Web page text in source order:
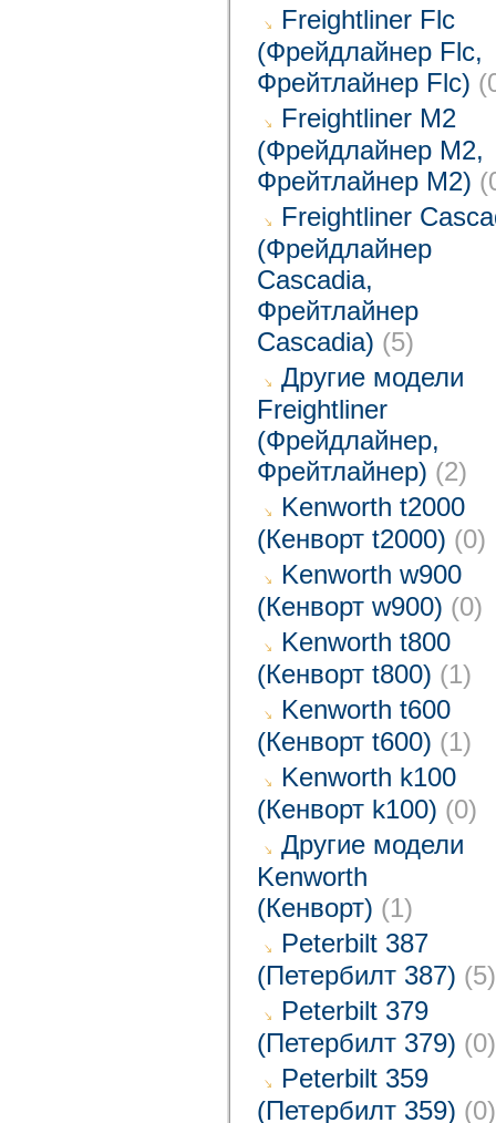
Freightliner Flc
(Фрейдлайнер Flc,
Фрейтлайнер Flc)
Freightliner M2
(Фрейдлайнер M2,
Фрейтлайнер M2)
Freightliner
(Фрейдлайнер
Cascadia,
Фрейтлайнер
Cascadia) (5)
Другие модели
Freightliner
(Фрейдлайнер,
Фрейтлайнер) (2)
Kenworth t2000
(Кенворт t2000) (0)
Kenworth w900
(Кенворт w900) (0)
Kenworth t800
(Кенворт t800) (1)
Kenworth t600
(Кенворт t600) (1)
Kenworth k100
(Кенворт k100) (0)
Другие модели
Kenworth
(Кенворт) (1)
Peterbilt 387
(Петербилт 387) (5)
Peterbilt 379
(Петербилт 379) (0)
Peterbilt 359
(Петербилт 359) (0)